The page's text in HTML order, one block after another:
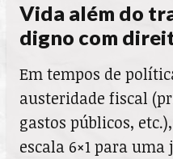
Vida além do
digno com
Em tempos de
austeridade fiscal
gastos públicos,
escala 6×1 para